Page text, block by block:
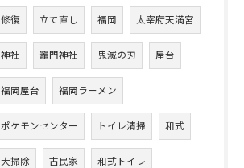
修復 立て直し 福岡 太宰府天満宮
神社 竈門神社 鬼滅の刃 屋台
福岡屋台 福岡ラーメン
ポケモンセンター トイレ清掃 和式
大掃除 古民家 和式トイレ